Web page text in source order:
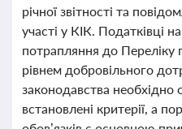
річної звітності та
участі у КІК. Податківці
потрапляння до Переліку
рівнем добровільного
законодавства необхідно
встановлені критерії, а